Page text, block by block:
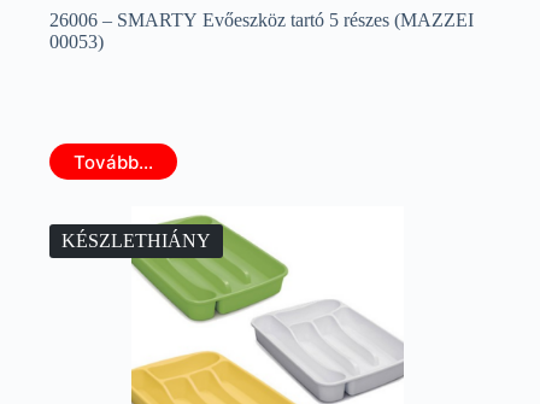
26006 – SMARTY Evőeszköz tartó 5 részes (MAZZEI
00053)
Tovább...
KÉSZLETHIÁNY